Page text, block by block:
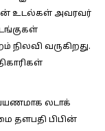
உடல்கள் அவரவர்
வருகிறது.
பயணமாக லடாக்
தளபதி பிபின்